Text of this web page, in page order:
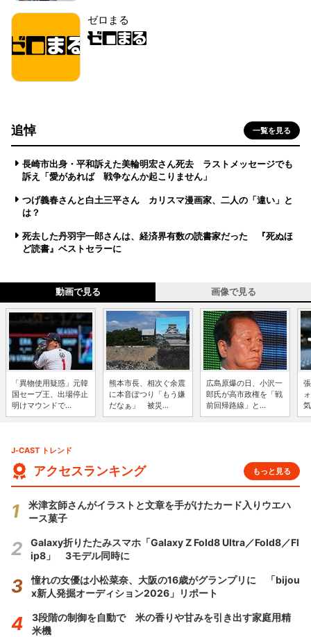
ゼロまる
追悼 一覧を見る
長崎市出身・平和訴えた美輪明宏さん死去 ラストメッセージでも
訴え「愛があれば 戦争なんか起こりません」
つげ義春さんと白土三平さん カリスマ漫画家、二人の「違い」と
は？
死去した丹羽宇一郎さんは、経済界有数の読書家だった 『死ぬほ
ど読書』ベストセラーに
動画で見る 画像で見る
「異物使用疑惑」元韓
国セーブ王、出場停止
明けマウンドで...
熊本市長、相次ぐ余震
に本音ぽつり「もう嫌
だなぁ」 被災...
広島原爆の日、小沢一
郎氏が高市政権を「戦
前回帰路線」と...
J-CAST トレンド
アクセスランキング もっと見る
米津玄師さんがイラストと文章を手がけたカード入りウエハ
ース菓子
Galaxy折りたたみスマホ「Galaxy Z Fold8 Ultra／Fold8／Fl
ip8」 3モデル同時に
憧れの女優は小松菜奈、大阪の16歳がグランプリに 「bijou
x新人発掘オーディション2026」リポート
3段階の制御を自動で 米の香りや甘みを引き出す家庭用精
米機